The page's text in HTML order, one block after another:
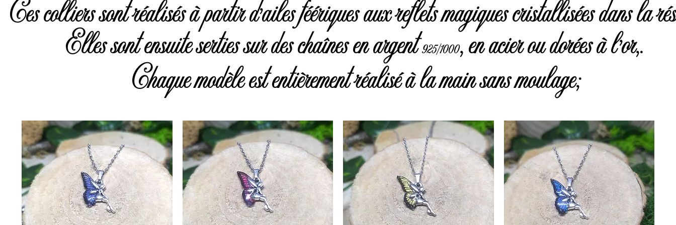
Ces colliers sont réalisés à partir d'ailes féériques aux reflets magiques cristallisées dans la
Elles sont ensuite serties sur des chaînes en argent925/1000, en acier ou dorées à l'or,.
Chaque modèle est entièrement réalisé à la main sans moulage;